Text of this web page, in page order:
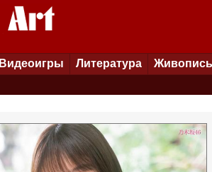
Видеоигры Литература Живопись